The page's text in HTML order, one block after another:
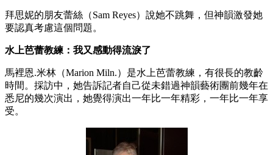
拜思妮的朋友蕾絲（Sam Reyes）說她不跳舞，但神韻激發她
要認真考慮這個問題。
水上芭蕾教練：我又感動得流淚了
馬裡恩.米林（Marion Miln.）是水上芭蕾教練，有很長的教齡
時間。採訪中，她告訴記者自己從未錯過神韻藝術團前幾年在
悉尼的幾次演出，她覺得演出一年比一年精彩，一年比一年享
受。